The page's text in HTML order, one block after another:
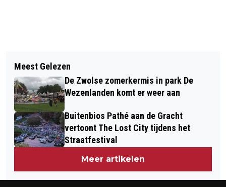
WORKSHOP STRALEND JEZELF ZIJN
DOOR ELINE BIJZET EN ERICA
TURMEL SPECIAAL VOOR VROUWEN
HERINRICHTING KOP VAN ASSENDORP
IN VOLLE GANG EN IN OKTOBER
HELEMAAL AFGEROND
Meest Gelezen
De Zwolse zomerkermis in park De
Wezenlanden komt er weer aan
Buitenbios Pathé aan de Gracht
vertoont The Lost City tijdens het
Straatfestival
Meer artikelen